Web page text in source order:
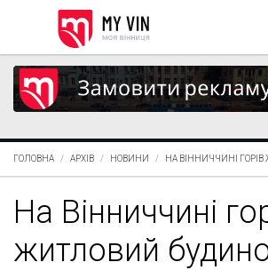
ГОЛОВНА АРХІВ НОВИНИ НА ВІННИЧЧИНІ
На Вінниччині
житловий